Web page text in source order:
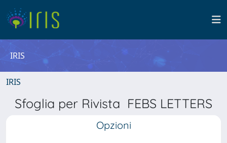
IRIS
IRIS
Sfoglia per Rivista FEBS LETTERS
Opzioni